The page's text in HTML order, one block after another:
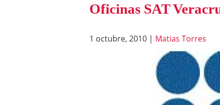
Oficinas SAT
1 octubre, 2010 | Matias Torres